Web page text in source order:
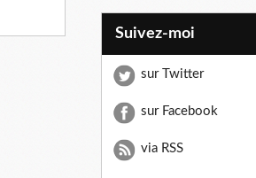
Suivez-moi
sur Twitter
sur Facebook
via RSS